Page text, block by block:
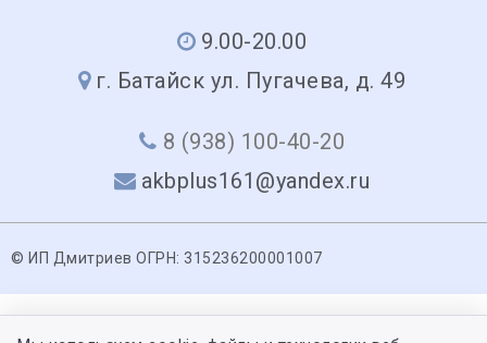
9.00-20.00
г. Батайск ул. Пугачева, д. 49
8 (938) 100-40-20
akbplus161@yandex.ru
© ИП Дмитриев ОГРН: 315236200001007